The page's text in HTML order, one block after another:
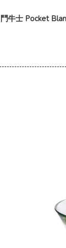
牛士 Pocket